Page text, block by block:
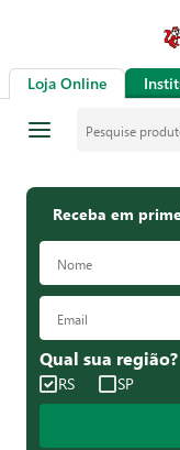
Loja Online
Receba em
Qual sua região?
RS SP